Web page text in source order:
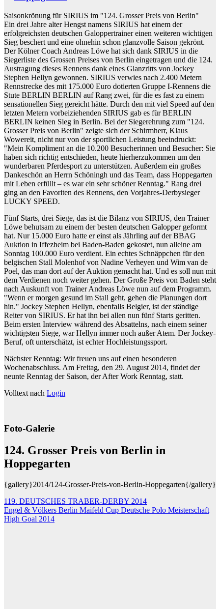
Saisonkrönung für SIRIUS im "124. Grosser Preis von Berlin"
Ein drei Jahre alter Hengst namens SIRIUS hat einem der
erfolgreichsten deutschen Galoppertrainer einen weiteren wichtigen
Sieg beschert und eine ohnehin schon glanzvolle Saison gekrönt.
Der Kölner Coach Andreas Löwe hat sich dank SIRIUS in die
Siegerliste des Grossen Preises von Berlin eingetragen und die 124.
Austragung dieses Rennens dank eines Glanzritts von Jockey
Stephen Hellyn gewonnen. SIRIUS verwies nach 2.400 Metern
Rennstrecke des mit 175.000 Euro dotierten Gruppe I-Rennens die
Stute BERLIN BERLIN auf Rang zwei, für die es fast zu einem
sensationellen Sieg gereicht hätte. Durch den mit viel Speed auf den
letzten Metern vorbeiziehenden SIRIUS gab es für BERLIN
BERLIN keinen Sieg in Berlin. Bei der Siegerehrung zum "124.
Grosser Preis von Berlin" zeigte sich der Schirmherr, Klaus
Wowereit, nicht nur von der sportlichen Leistung beeindruckt:
"Mein Kompliment an die 10.200 Besucherinnen und Besucher: Sie
haben sich richtig entschieden, heute hierherzukommen um den
wunderbaren Pferdesport zu unterstützen. Außerdem ein großes
Dankeschön an Herrn Schöningh und das Team, dass Hoppegarten
mit Leben erfüllt – es war ein sehr schöner Renntag." Rang drei
ging an den Favoriten des Rennens, den Vorjahres-Derbysieger
LUCKY SPEED.
Fünf Starts, drei Siege, das ist die Bilanz von SIRIUS, den Trainer
Löwe behutsam zu einem der besten deutschen Galopper geformt
hat. Nur 15.000 Euro hatte er einst als Jährling auf der BBAG
Auktion in Iffezheim bei Baden-Baden gekostet, nun alleine am
Sonntag 100.000 Euro verdient. Ein echtes Schnäppchen für den
belgischen Stall Molenhof von Nadine Verheyen und Wim van de
Poel, das man dort auf der Auktion gemacht hat. Und es soll nun mit
dem Verdienen noch weiter gehen. Der Große Preis von Baden steht
nach Auskunft von Trainer Andreas Löwe nun auf dem Programm.
"Wenn er morgen gesund im Stall geht, gehen die Planungen dort
hin." Jockey Stephen Hellyn, ebenfalls Belgier, ist der ständige
Reiter von SIRIUS. Er hat ihn bei allen nun fünf Starts geritten.
Beim ersten Interview während des Absattelns, nach einem seiner
wichtigsten Siege, war Hellyn immer noch außer Atem. Der Jockey-
Beruf, oft unterschätzt, ist echter Hochleistungssport.
Nächster Renntag: Wir freuen uns auf einen besonderen
Wochenabschluss. Am Freitag, den 29. August 2014, findet der
neunte Renntag der Saison, der After Work Renntag, statt.
Volltext nach Login
Foto-Galerie
124. Grosser Preis von Berlin in
Hoppegarten
{gallery}2014/124-Grosser-Preis-von-Berlin-Hoppegarten{/gallery}
Beitragsnavigation
119. DEUTSCHES TRABER-DERBY 2014
Engel & Völkers Berlin Maifeld Cup Deutsche Polo Meisterschaft
High Goal 2014